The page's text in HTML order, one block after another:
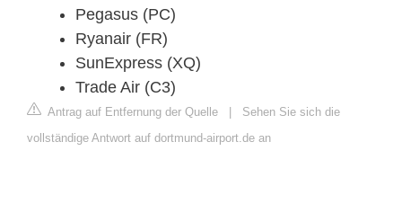
Pegasus (PC)
Ryanair (FR)
SunExpress (XQ)
Trade Air (C3)
Antrag auf Entfernung der Quelle | Sehen Sie sich die
vollständige Antwort auf dortmund-airport.de an